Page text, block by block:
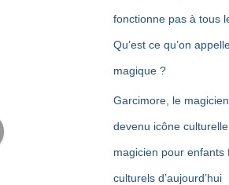
fonctionne pas à tous
Qu’est ce qu’on
magique ?
Garcimore, le
devenu icône culturelle
magicien pour enfants
culturels d’aujourd’hui